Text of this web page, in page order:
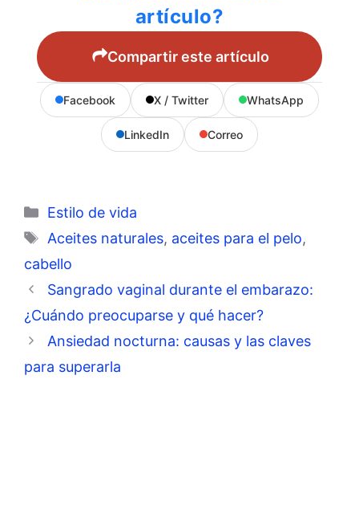
artículo?
Compartir este artículo
Facebook X / Twitter WhatsApp
LinkedIn Correo
Categorías
Estilo de vida
Etiquetas
Aceites naturales, aceites para el pelo,
cabello
Sangrado vaginal durante el embarazo:
¿Cuándo preocuparse y qué hacer?
Ansiedad nocturna: causas y las claves
para superarla